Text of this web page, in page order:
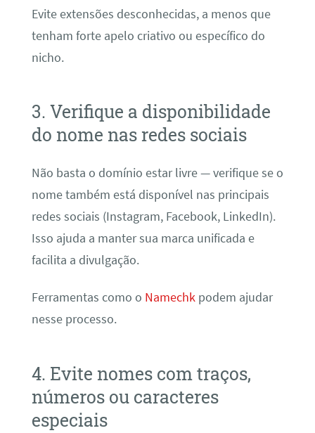
Evite extensões desconhecidas, a menos que
tenham forte apelo criativo ou específico do
nicho.
3. Verifique a disponibilidade
do nome nas redes sociais
Não basta o domínio estar livre — verifique se o
nome também está disponível nas principais
redes sociais (Instagram, Facebook, LinkedIn).
Isso ajuda a manter sua marca unificada e
facilita a divulgação.
Ferramentas como o Namechkpodem ajudar
nesse processo.
4. Evite nomes com traços,
números ou caracteres
especiais